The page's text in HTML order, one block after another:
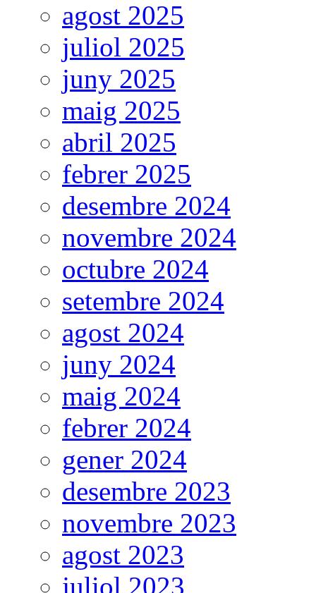
agost 2025
juliol 2025
juny 2025
maig 2025
abril 2025
febrer 2025
desembre 2024
novembre 2024
octubre 2024
setembre 2024
agost 2024
juny 2024
maig 2024
febrer 2024
gener 2024
desembre 2023
novembre 2023
agost 2023
juliol 2023